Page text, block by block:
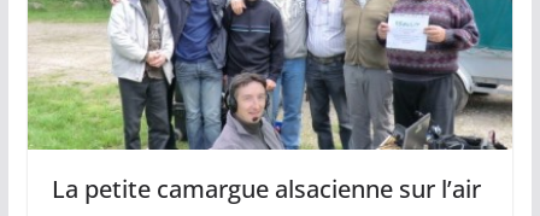
La petite camargue alsacienne sur l’air